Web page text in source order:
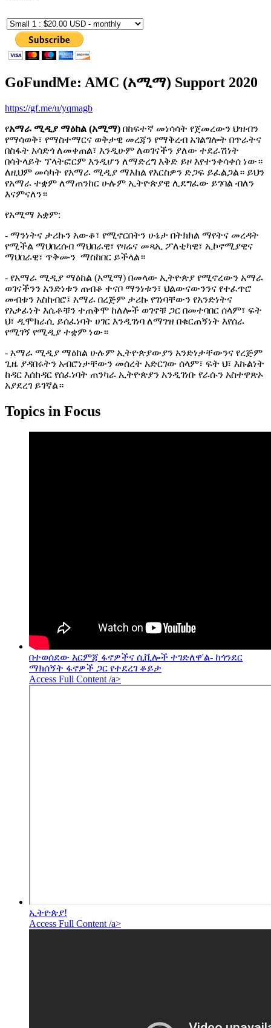
GoFundMe: AMC (አሚማ) Support 2020
https://gf.me/u/yqmagb
የአማራ ሚዲያ ማዕከል (አሚማ) በከፍተኛ መነሳሳት የጀመረውን ህዝብን
የማሳወቅ፣ የማስተማርና ወቅታዊ መረጃን የማቅረብ አገልግሎት በጥራትና
በስፋት አሳድጎ ለመቀጠል፣ እንዲሁም ለወገናችን ያለው ተደራሽነት
በሳትላይት ፕላትፎርም እንዲሆን ለማድረግ እቅድ ይዞ እየተንቀሳቀሰ ነው።
ለዚህም መሳካት የአማራ ሚዲያ ማእከል የእርስዎን ድጋፍ ይፈልጋል። ይህን
የአማራ ተቋም ለማጠንከር ሁሉም ኢትዮጵያዊ ሊደግፈው ይገባል ብለን
እናምናለን።
የአሚማ አቋም:
- ማንነትና ታሪኩን አውቆ፣ የሚኖርበትን ሁኔታ በትክክል ማየትና መረዳት
የሚችል ማህበረሰብ ማህበራዊ፣ የዛሬና መጻኢ ፖለቲካዊ፣ ኢኮኖሚያዊና
ማህበራዊ፣ ጥቅሙን ማስከበር ይችላል።
- የአማራ ሚዲያ ማዕከል (አሚማ) በመላው ኢትዮጵያ የሚኖረውን አማራ
ወገናችንን አንድነቱን ጠብቆ ተናቦ ማንነቱን፣ ህልውናውንንና የተፈጥሮ
መብቱን አስከብሮ፤ አማራ በረጅም ታሪኩ የገነባቸውን የአንድነትና
የአቃፊነት እሴቶቹን ተጠቅሞ ከለሎች ወገኖቹ ጋር በመተባበር ሰላም፣ ፍት
ህ፣ ዲሞክራሲ ይሰፈነባት ሀገር እንዲገነባ ለማገዝ በቁርጠኝነት እየሰራ
የሚገኝ የሚዲያ ተቋም ነው።
- አማራ ሚዲያ ማዕከል ሁሉም ኢትዮጵያውያን አንድነታቸውንና የረጅም
ጊዜ ያዳበሩትን አብሮነታቸውን መሰረት አድርገው ሰላም፣ ፍት ህ፣ እኩልነት
ከዳር እሰከዳር የሰፈነባት ጠንካራ ኢትዮጵያን አንዲገነቡ የራሱን አስተዋጽኦ
አያደረገ ይገኛል።
Topics in Focus
በተወሰደው እርምጃ ፋኖዎችና ሲቪሎች ተገድለዋ'ል- ከጎንደር
ማክሰኝት ፋኖዎች ጋር የተደረገ ቆይታ
Access Full Content /a>
ኢትዮጵያ!
Access Full Content /a>